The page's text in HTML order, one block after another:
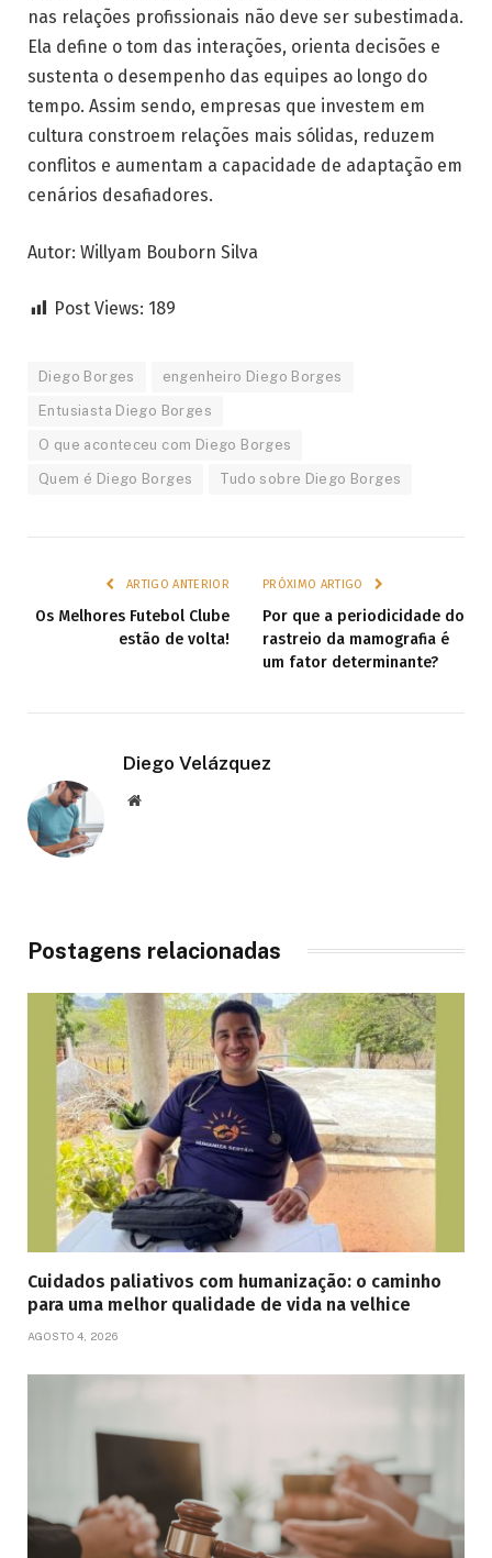
nas relações profissionais não deve ser subestimada.
Ela define o tom das interações, orienta decisões e
sustenta o desempenho das equipes ao longo do
tempo. Assim sendo, empresas que investem em
cultura constroem relações mais sólidas, reduzem
conflitos e aumentam a capacidade de adaptação em
cenários desafiadores.
Autor: Willyam Bouborn Silva
Post Views: 189
Diego Borges engenheiro Diego Borges
Entusiasta Diego Borges
O que aconteceu com Diego Borges
Quem é Diego Borges Tudo sobre Diego Borges
ARTIGO ANTERIOR
Os Melhores Futebol Clube
estão de volta!
PRÓXIMO ARTIGO
Por que a periodicidade do
rastreio da mamografia é
um fator determinante?
Diego Velázquez
Website
Postagens relacionadas
Cuidados paliativos com humanização: o caminho
para uma melhor qualidade de vida na velhice
AGOSTO 4, 2026